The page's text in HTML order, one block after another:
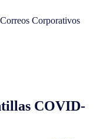
COVID-